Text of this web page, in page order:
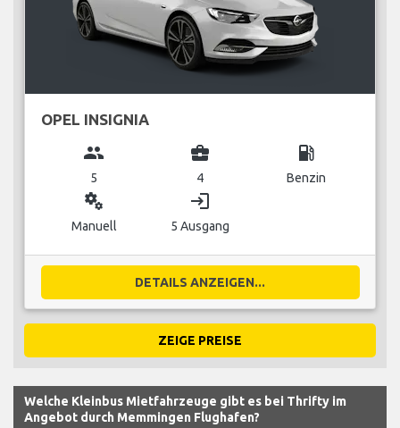
OPEL INSIGNIA
group
5
business_center
4
local_gas_station
Benzin
miscellaneous_services
Manuell
login
5 Ausgang
DETAILS ANZEIGEN...
ZEIGE PREISE
Welche Kleinbus Mietfahrzeuge gibt es bei Thrifty im
Angebot durch Memmingen Flughafen?